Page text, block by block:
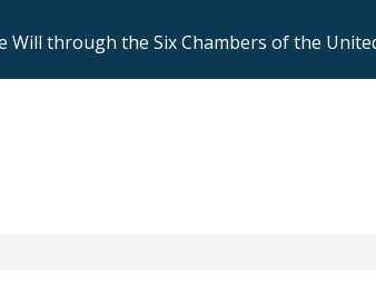
Will through the Six Chambers of the